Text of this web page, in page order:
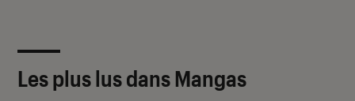
Les plus lus dans Mangas